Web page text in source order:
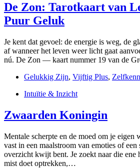
De Zon: Tarotkaart van
Puur Geluk
Je kent dat gevoel: de energie is weg, de
af wanneer het leven weer licht gaat
nú. De Zon — kaart nummer 19 van de
Gelukkig Zijn, Vijftig Plus,
Intuïtie & Inzicht
Zwaarden Koningin
Mentale scherpte en de moed om je eigen
vast in een maalstroom van emoties of
overzicht kwijt bent. Je zoekt naar die ene
mist doet optrekken,…